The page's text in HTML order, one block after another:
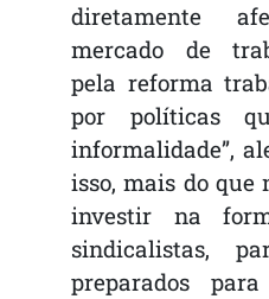
diretamente
mercado de
pela reforma
por políticas
informalidade”,
isso, mais do que
investir na
sindicalistas,
preparados